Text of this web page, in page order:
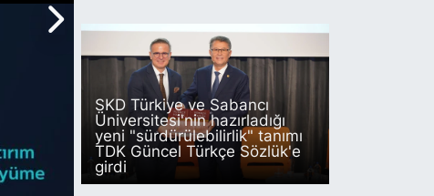
SKD Türkiye ve Sabancı
Üniversitesi'nin hazırladığı
yeni "sürdürülebilirlik" tanımı
TDK Güncel Türkçe Sözlük'e
girdi